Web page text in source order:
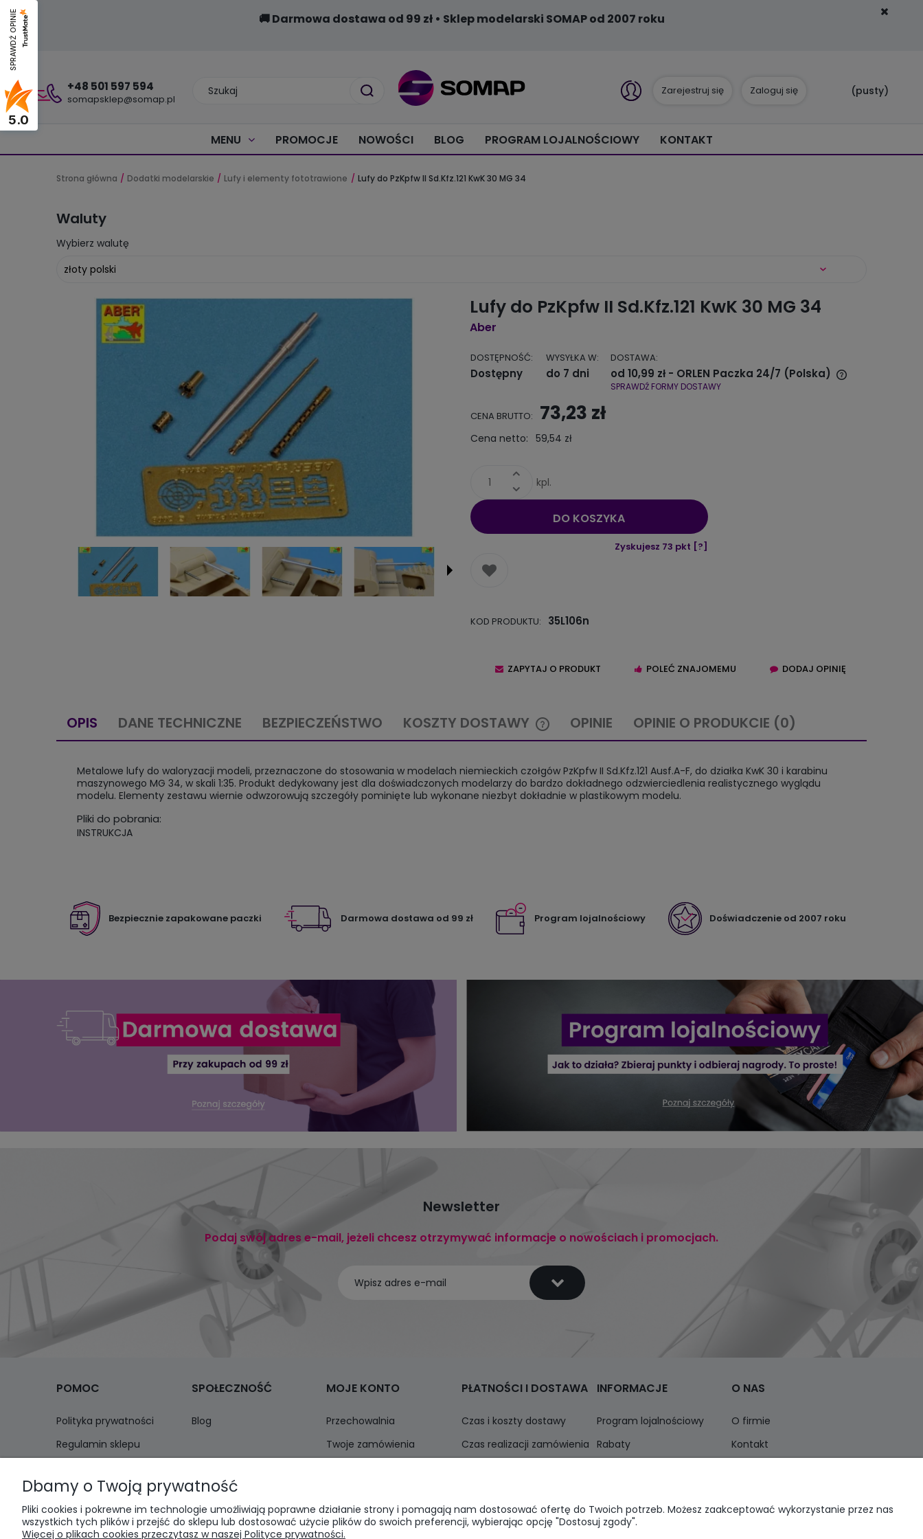
🚚 Darmowa dostawa od 99 zł • Sklep modelarski SOMAP od 2007 roku
+48 501 597 594
somapsklep@somap.pl
(pusty)
Zarejestruj się Zaloguj się
MENU PROMOCJE NOWOŚCI BLOG PROGRAM LOJALNOŚCIOWY KONTAKT
Strona główna Dodatki modelarskie Lufy i elementy fototrawione Lufy do PzKpfw II Sd.Kfz.121 KwK 30 MG 34
Waluty
Wybierz walutę
Lufy do PzKpfw II Sd.Kfz.121 KwK 30 MG 34
Aber
DOSTĘPNOŚĆ:
Dostępny
WYSYŁKA W:
do 7 dni
DOSTAWA:
od 10,99 zł - ORLEN Paczka 24/7 (Polska)
SPRAWDŹ FORMY DOSTAWY
CENA BRUTTO: 73,23 zł
Cena netto: 59,54 zł
kpl.
DO KOSZYKA
Zyskujesz 73 pkt [?]
KOD PRODUKTU: 35L106n
ZAPYTAJ O PRODUKT POLEĆ ZNAJOMEMU DODAJ OPINIĘ
OPIS DANE TECHNICZNE BEZPIECZEŃSTWO KOSZTY DOSTAWY
KOSZTÓW PŁATNOŚCI
OPINIE OPINIE O PRODUKCIE (0)
Metalowe lufy do waloryzacji modeli, przeznaczone do stosowania w modelach niemieckich czołgów PzKpfw II Sd.Kfz.121 Ausf.A-F, do działka KwK 30 i karabinu
maszynowego MG 34, w skali 1:35. Produkt dedykowany jest dla doświadczonych modelarzy do bardzo dokładnego odzwierciedlenia realistycznego wyglądu
modelu. Elementy zestawu wiernie odwzorowują szczegóły pominięte lub wykonane niezbyt dokładnie w plastikowym modelu.
Pliki do pobrania:
INSTRUKCJA
Bezpiecznie zapakowane paczki Darmowa dostawa od 99 zł Program lojalnościowy Doświadczenie od 2007 roku
Newsletter
Podaj swój adres e-mail, jeżeli chcesz otrzymywać informacje o nowościach i promocjach.
POMOC
Polityka prywatności
Regulamin sklepu
SPOŁECZNOŚĆ
Blog
MOJE KONTO
Przechowalnia
Twoje zamówienia
PŁATNOŚCI I DOSTAWA
Czas i koszty dostawy
Czas realizacji zamówienia
INFORMACJE
Program lojalnościowy
Rabaty
O NAS
O firmie
Kontakt
SPRAWDŹ OPINIE
5.0
Dbamy o Twoją prywatność
Pliki cookies i pokrewne im technologie umożliwiają poprawne działanie strony i pomagają nam dostosować ofertę do Twoich potrzeb. Możesz zaakceptować wykorzystanie przez nas
wszystkich tych plików i przejść do sklepu lub dostosować użycie plików do swoich preferencji, wybierając opcję "Dostosuj zgody".
Więcej o plikach cookies przeczytasz w naszej Polityce prywatności.